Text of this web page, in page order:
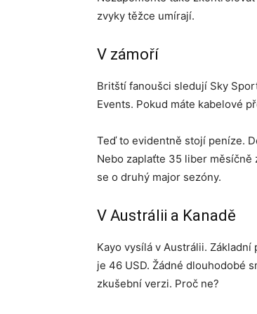
zvyky těžce umírají.
V zámoří
Britští fanoušci sledují Sky
Events. Pokud máte kabelové
Teď to evidentně stojí peníze.
Nebo zaplaťte 35 liber
se o druhý major sezóny.
V Austrálii a Kanadě
Kayo vysílá v Austrálii.
je 46 USD. Žádné dlouhodobé
zkušební verzi. Proč ne?